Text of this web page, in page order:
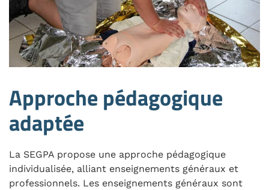
Approche pédagogique
adaptée
La SEGPA propose une approche pédagogique
individualisée, alliant enseignements généraux et
professionnels. Les enseignements généraux sont